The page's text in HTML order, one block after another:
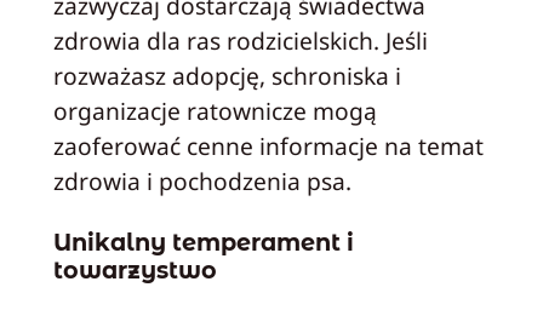
zdrowia dla ras rodzicielskich. Jeśli
rozważasz adopcję, schroniska i
organizacje ratownicze mogą
zaoferować cenne informacje na temat
zdrowia i pochodzenia psa.
Unikalny temperament i
towarzystwo